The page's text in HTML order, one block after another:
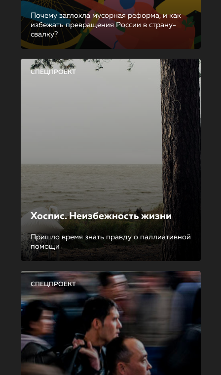
Почему заглохла мусорная реформа, и как
избежать превращения России в страну-
свалку?
СПЕЦПРОЕКТ
Хоспис. Неизбежность жизни
Пришло время знать правду о паллиативной
помощи
СПЕЦПРОЕКТ